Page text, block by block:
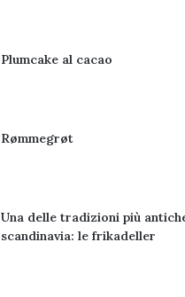
Plumcake al cacao
Rømmegrøt
Una delle tradizioni più
scandinavia: le frikadeller